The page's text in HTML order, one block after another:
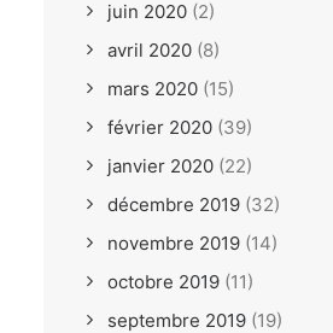
juin 2020 (2)
avril 2020 (8)
mars 2020 (15)
février 2020 (39)
janvier 2020 (22)
décembre 2019 (32)
novembre 2019 (14)
octobre 2019 (11)
septembre 2019 (19)